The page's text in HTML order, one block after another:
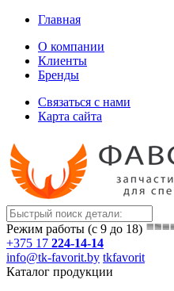
Главная
О компании
Клиенты
Бренды
Связаться с нами
Карта сайта
Режим работы (с 9 до 18)
+375 17 224-14-14
info@tk-favorit.by tkfavorit
Каталог продукции